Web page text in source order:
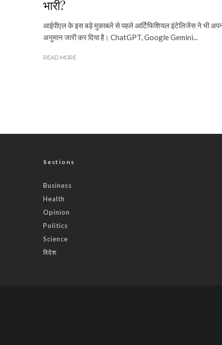
भारी?
आईपीएल के इस बड़े मुकाबले से पहले आर्टिफिशियल इंटेलिजेंस ने भी
अनुमान जारी कर दिया है। ChatGPT, Google Gemini...
READ MORE
Sections
Business
Health
Opinion
Politics
Science
विदेश